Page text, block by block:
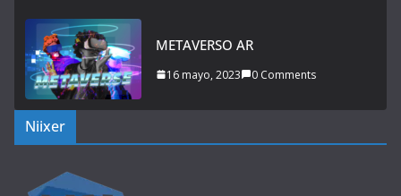
METAVERSO AR
16 mayo, 2023 0 Comments
Niixer